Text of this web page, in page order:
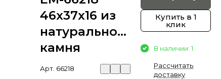
46х37х16 из
натурального
камня
Арт. 66218
Купить в 1
клик
В наличии: 1
Рассчитать
доставку